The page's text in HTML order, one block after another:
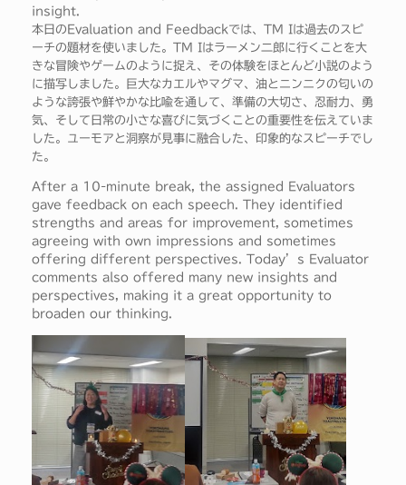
insight.
本日のEvaluation and Feedbackでは、TM Iは過去のスピ
ーチの題材を使いました。TM Iはラーメン二郎に行くことを大
きな冒険やゲームのように捉え、その体験をほとんど小説のよう
に描写しました。巨大なカエルやマグマ、油とニンニクの匂いの
ような誇張や鮮やかな比喩を通して、準備の大切さ、忍耐力、勇
気、そして日常の小さな喜びに気づくことの重要性を伝えていま
した。ユーモアと洞察が見事に融合した、印象的なスピーチでし
た。
After a 10-minute break, the assigned Evaluators
gave feedback on each speech. They identified
strengths and areas for improvement, sometimes
agreeing with own impressions and sometimes
offering different perspectives. Today’s Evaluator
comments also offered many new insights and
perspectives, making it a great opportunity to
broaden our thinking.